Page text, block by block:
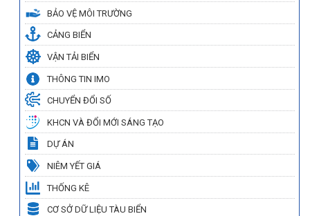
BẢO VỆ MÔI TRƯỜNG
CẢNG BIỂN
VẬN TẢI BIỂN
THÔNG TIN IMO
CHUYỂN ĐỔI SỐ
KHCN VÀ ĐỔI MỚI SÁNG TẠO
DỰ ÁN
NIÊM YẾT GIÁ
THỐNG KÊ
CƠ SỞ DỮ LIỆU TÀU BIỂN